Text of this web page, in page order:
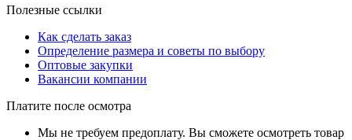
Полезные ссылки
Как сделать заказ
Определение размера и советы по выбору
Оптовые закупки
Вакансии компании
Платите после осмотра
Мы не требуем предоплату. Вы сможете осмотреть товар